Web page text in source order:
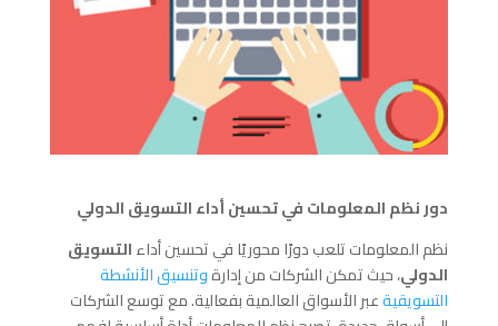
دور نظم المعلومات في تحسين أداء التسويق الدولي
نظم المعلومات تلعب دورًا محوريًا في تحسين أداءالتسويق
الدولي، حيث تمكن الشركات من إدارةوتنسيق الأنشطة
التسويقيةعبر الأسواق العالمية بفعالية. مع توسع الشركات